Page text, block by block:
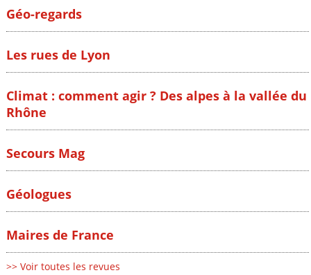
Géo-regards
Les rues de Lyon
Climat : comment agir ? Des alpes à la vallée du
Rhône
Secours Mag
Géologues
Maires de France
>> Voir toutes les revues